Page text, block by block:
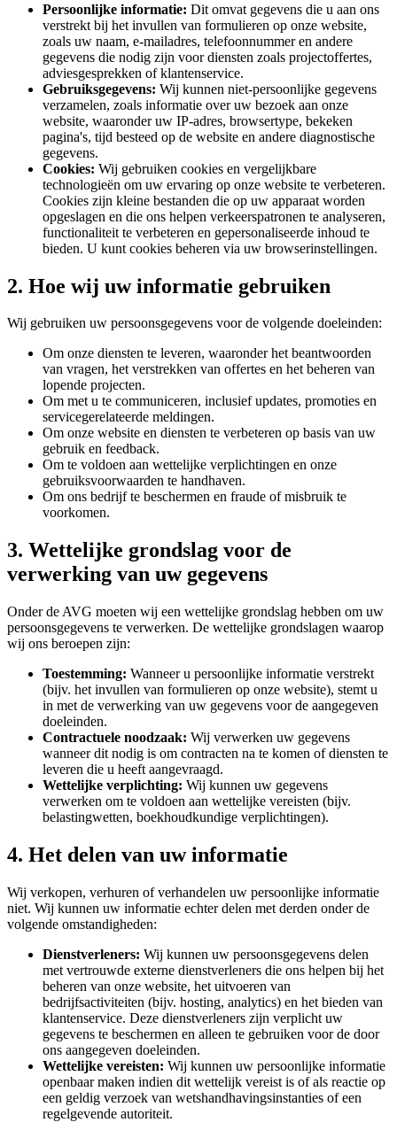
Persoonlijke informatie: Dit omvat gegevens die u aan ons
verstrekt bij het invullen van formulieren op onze website,
zoals uw naam, e-mailadres, telefoonnummer en andere
gegevens die nodig zijn voor diensten zoals projectoffertes,
adviesgesprekken of klantenservice.
Gebruiksgegevens: Wij kunnen niet-persoonlijke gegevens
verzamelen, zoals informatie over uw bezoek aan onze
website, waaronder uw IP-adres, browsertype, bekeken
pagina's, tijd besteed op de website en andere diagnostische
gegevens.
Cookies: Wij gebruiken cookies en vergelijkbare
technologieën om uw ervaring op onze website te verbeteren.
Cookies zijn kleine bestanden die op uw apparaat worden
opgeslagen en die ons helpen verkeerspatronen te analyseren,
functionaliteit te verbeteren en gepersonaliseerde inhoud te
bieden. U kunt cookies beheren via uw browserinstellingen.
2. Hoe wij uw informatie gebruiken
Wij gebruiken uw persoonsgegevens voor de volgende doeleinden:
Om onze diensten te leveren, waaronder het beantwoorden
van vragen, het verstrekken van offertes en het beheren van
lopende projecten.
Om met u te communiceren, inclusief updates, promoties en
servicegerelateerde meldingen.
Om onze website en diensten te verbeteren op basis van uw
gebruik en feedback.
Om te voldoen aan wettelijke verplichtingen en onze
gebruiksvoorwaarden te handhaven.
Om ons bedrijf te beschermen en fraude of misbruik te
voorkomen.
3. Wettelijke grondslag voor de
verwerking van uw gegevens
Onder de AVG moeten wij een wettelijke grondslag hebben om uw
persoonsgegevens te verwerken. De wettelijke grondslagen waarop
wij ons beroepen zijn:
Toestemming: Wanneer u persoonlijke informatie verstrekt
(bijv. het invullen van formulieren op onze website), stemt u
in met de verwerking van uw gegevens voor de aangegeven
doeleinden.
Contractuele noodzaak: Wij verwerken uw gegevens
wanneer dit nodig is om contracten na te komen of diensten te
leveren die u heeft aangevraagd.
Wettelijke verplichting: Wij kunnen uw gegevens
verwerken om te voldoen aan wettelijke vereisten (bijv.
belastingwetten, boekhoudkundige verplichtingen).
4. Het delen van uw informatie
Wij verkopen, verhuren of verhandelen uw persoonlijke informatie
niet. Wij kunnen uw informatie echter delen met derden onder de
volgende omstandigheden:
Dienstverleners: Wij kunnen uw persoonsgegevens delen
met vertrouwde externe dienstverleners die ons helpen bij het
beheren van onze website, het uitvoeren van
bedrijfsactiviteiten (bijv. hosting, analytics) en het bieden van
klantenservice. Deze dienstverleners zijn verplicht uw
gegevens te beschermen en alleen te gebruiken voor de door
ons aangegeven doeleinden.
Wettelijke vereisten: Wij kunnen uw persoonlijke informatie
openbaar maken indien dit wettelijk vereist is of als reactie op
een geldig verzoek van wetshandhavingsinstanties of een
regelgevende autoriteit.